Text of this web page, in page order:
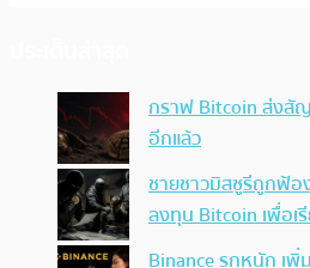
กราฟ Bitcoin ส่งสั
อีกแล้ว
ชายชาวมิสซูรีถูกฟ้
ลงทุน Bitcoin เพื่อเ
Binance รุกหนัก เพิ่